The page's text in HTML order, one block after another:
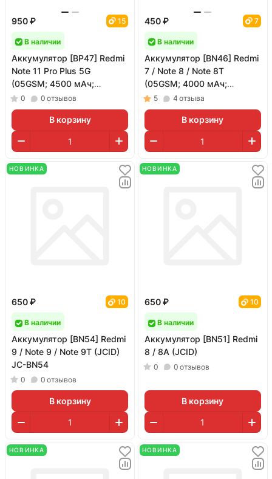
950 ₽ 15
В наличии
Аккумулятор [BP47] Redmi
Note 11 Pro Plus 5G
(05GSM; 4500 мАч;
гарантия 1 год)
0 0 отзывов
В корзину
450 ₽ 7
В наличии
Аккумулятор [BN46] Redmi
7 / Note 8 / Note 8T
(05GSM; 4000 мАч;
гарантия 1 год)
5 4 отзыва
В корзину
НОВИНКА
650 ₽ 10
В наличии
Аккумулятор [BN54] Redmi
9 / Note 9 / Note 9T (JCID)
JC-BN54
0 0 отзывов
В корзину
НОВИНКА
650 ₽ 10
В наличии
Аккумулятор [BN51] Redmi
8 / 8A (JCID)
0 0 отзывов
В корзину
НОВИНКА НОВИНКА